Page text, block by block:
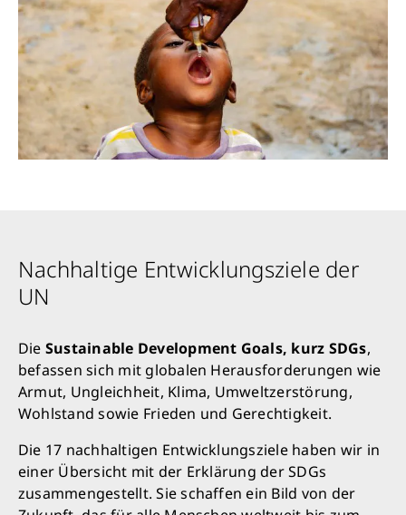
Nachhaltige Entwicklungsziele der
UN
Die Sustainable Development Goals, kurz SDGs,
befassen sich mit globalen Herausforderungen wie
Armut, Ungleichheit, Klima, Umweltzerstörung,
Wohlstand sowie Frieden und Gerechtigkeit.
Die 17 nachhaltigen Entwicklungsziele haben wir in
einer Übersicht mit der Erklärung der SDGs
zusammengestellt. Sie schaffen ein Bild von der